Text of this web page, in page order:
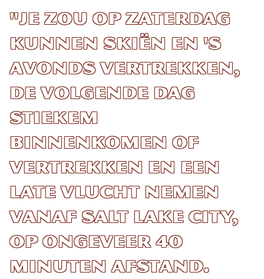
"Je zou op zaterdag
kunnen skiën en 's
avonds vertrekken,
de volgende dag
stiekem
binnenkomen of
vertrekken en een
late vlucht nemen
vanaf Salt Lake City,
op ongeveer 40
minuten afstand.